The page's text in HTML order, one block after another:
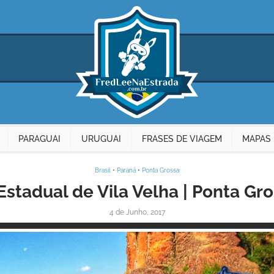
PARAGUAI URUGUAI FRASES DE VIAGEM MAPAS
Brasil • Paraná • Ponta Grossa
de Vila Velha | Ponta
4 de Junho, 2017